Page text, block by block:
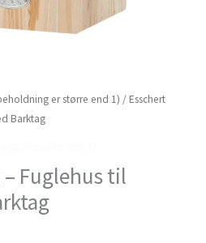
er større end 1) / Esschert
Barktag
Fuglehus til